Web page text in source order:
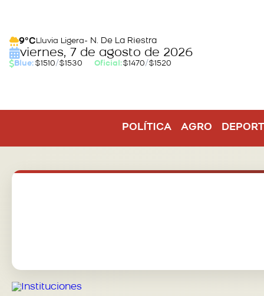
9°C Lluvia Ligera- N. De La Riestra
viernes, 7 de agosto de 2026
Blue: $1510/$1530 Oficial:$1470/$1520
POLÍTICA AGRO